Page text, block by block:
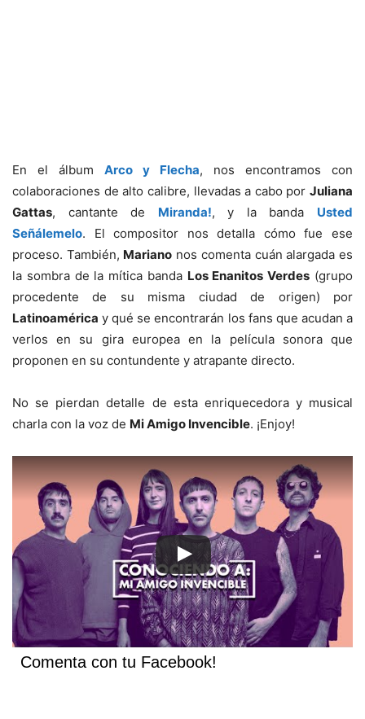
En el álbum Arco y Flecha, nos encontramos con
colaboraciones de alto calibre, llevadas a cabo por Juliana
Gattas, cantante de Miranda!, y la banda Usted
Señálemelo. El compositor nos detalla cómo fue ese
proceso. También, Mariano nos comenta cuán alargada es
la sombra de la mítica banda Los Enanitos Verdes (grupo
procedente de su misma ciudad de origen) por
Latinoamérica y qué se encontrarán los fans que acudan a
verlos en su gira europea en la película sonora que
proponen en su contundente y atrapante directo.
No se pierdan detalle de esta enriquecedora y musical
charla con la voz de Mi Amigo Invencible. ¡Enjoy!
Comenta con tu Facebook!